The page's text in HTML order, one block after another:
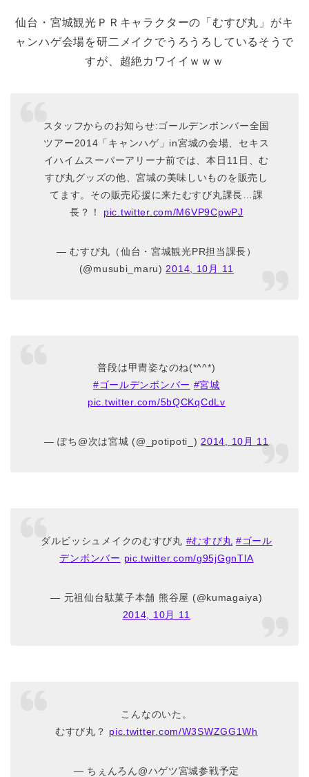
仙台・宮城観光ＰＲキャラクターの「むすび丸」がキ
ャンハゲ会場を研二メイクでうろうろしているそうで
すが、超絶カワイイｗｗｗ
スタッフからのお知らせ:ゴールデンボンバー全国
ツアー2014「キャンハゲ」in宮城の会場、セキス
イハイムスーパーアリーナ前では、本日11日、む
すび丸グッズの他、宮城の美味しいものを販売し
てます。その販売応援に来たむすび丸課長…課
長？！ pic.twitter.com/M6VP9CpwPJ
— むすび丸（仙台・宮城観光PR担当課長）
(@musubi_maru) 2014, 10月 11
普段は甲冑姿なのね(*^^*)
#ゴールデンボンバー #宮城
pic.twitter.com/5bQCKqCdLv
— ぽち@次は宮城 (@_potipoti_)2014, 10月 11
ダルビッシュメイクのむすび丸 #むすび丸 #ゴール
デンボンバー pic.twitter.com/g95jGgnTlA
— 元祖仙台駄菓子本舗 熊谷屋 (@kumagaiya)
2014, 10月 11
こんなのいた。
むすび丸？ pic.twitter.com/W3SWZGG1Wh
— ちぇんろん@ハゲツ宮城参戦予定